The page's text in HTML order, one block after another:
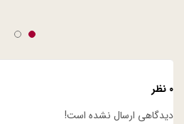
۰ نظر
دیدگاهی ارسال نشده است!